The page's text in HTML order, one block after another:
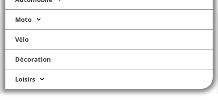
Moto
Vélo
Décoration
Loisirs